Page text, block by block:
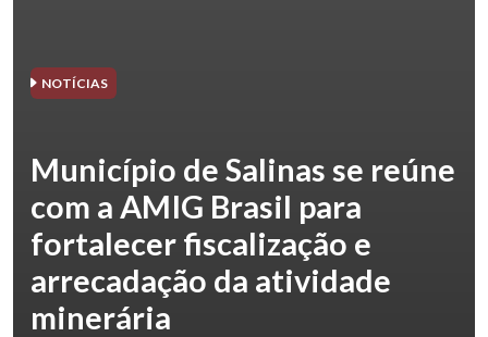
NOTÍCIAS
Município de Salinas se reúne
com a AMIG Brasil para
fortalecer fiscalização e
arrecadação da atividade
minerária